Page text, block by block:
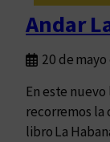
Andar
20 de
En este
recorremos la
libro La